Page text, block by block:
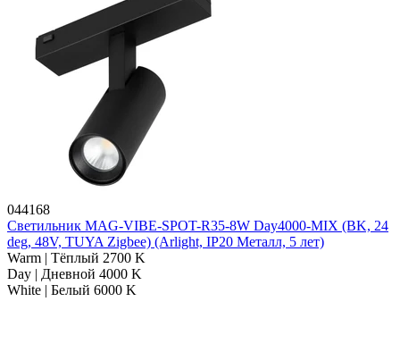
044168
Светильник MAG-VIBE-SPOT-R35-8W Day4000-MIX (BK, 24
deg, 48V, TUYA Zigbee) (Arlight, IP20 Металл, 5 лет)
Warm | Тёплый 2700 K
Day | Дневной 4000 K
White | Белый 6000 K